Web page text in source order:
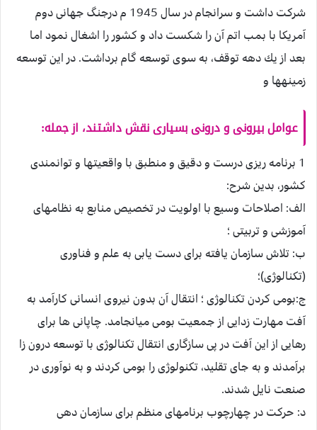
شركت داشت و سرانجام در سال 1945 م درجنگ جهانى دوم
آمريكا با بمب اتم آن را شكست داد و كشور را اشغال نمود اما
بعد از يك دهه توقف، به سوى توسعه گام برداشت. در اين توسعه
زمينه‏ها و
عوامل بيرونى و درونى بسيارى نقش داشتند، از جمله:
1 برنامه ريزى درست و دقيق و منطبق با واقعيت‏ها و توانمندى
كشور، بدين شرح:
الف: اصلاحات وسيع با اولويت در تخصيص منابع به نظام‏هاى
آموزشى و تربيتى ؛
ب: تلاش سازمان يافته براى دست يابى به علم و فناورى
(تكنالوژى)؛
ج:بومى كردن تكنالوژى ؛ انتقال آن بدون نيروى انسانى كارآمد به
آفت مهارت زدايى از جمعيت بومى ميانجامد. چاپانى ها براى
رهايى از اين آفت در پى سازگارى انتقال تكنالوژى با توسعه درون زا
برآمدند و به جاى تقليد، تكنولوژى را بومى كردند و به نوآورى در
صنعت نايل شدند.
د: حركت در چهارچوب برنامهاى منظم براى سازمان دهى